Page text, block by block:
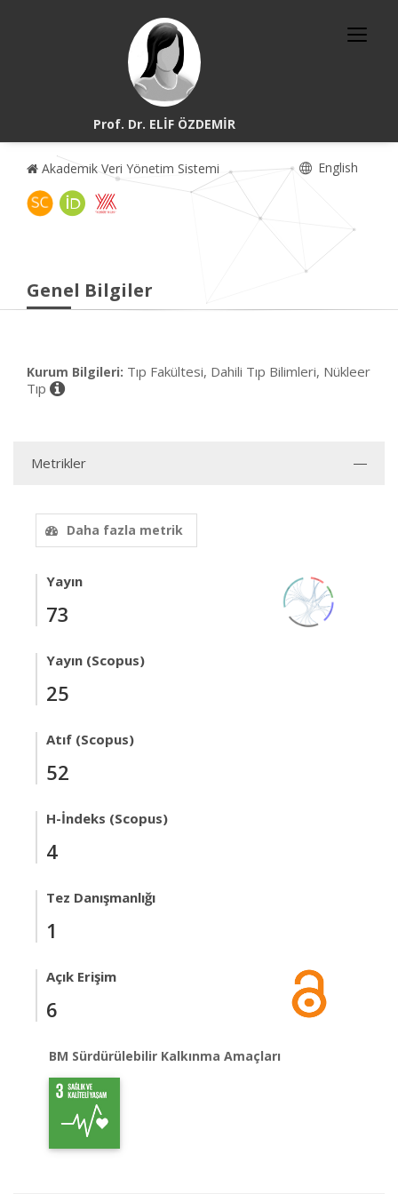
Prof. Dr. ELİF ÖZDEMİR
Akademik Veri Yönetim Sistemi English
Genel Bilgiler
Kurum Bilgileri: Tıp Fakültesi, Dahili Tıp Bilimleri, Nükleer
Tıp
Metrikler
Daha fazla metrik
Yayın
73
Yayın (Scopus)
25
Atıf (Scopus)
52
H-İndeks (Scopus)
4
Tez Danışmanlığı
1
Açık Erişim
6
BM Sürdürülebilir Kalkınma Amaçları